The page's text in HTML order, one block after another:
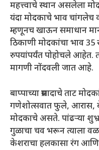
महत्त्वाचे स्थान असलेला
यंदा मोदकाचे भाव चांगलेच
म्हणूनच खाऊन समाधान
ठिकाणी मोदकांचा भाव
रुपयांपर्यंत पोहोचले आहेत.
मागणी नोंदवली जात आहे.
बाप्पाच्या प्रसादाचे ताट
गणेशोत्सवात फुले, आरास,
मोदकाचे असते. पांढर्‍या
गुळाचा चव भरून त्याला
केशराचा हलकासा रंग